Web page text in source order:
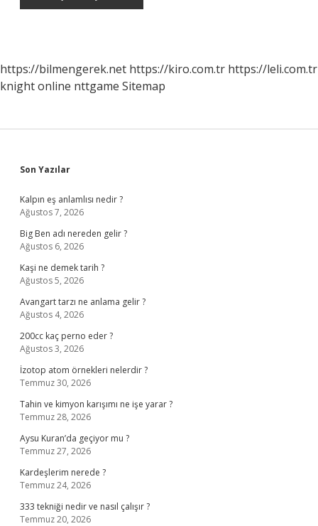
https://bilmengerek.net https://kiro.com.tr https://leli.com.tr
knight online nttgame Sitemap
Sidebar
Son Yazılar
Kalpın eş anlamlısı nedir ?
Ağustos 7, 2026
Big Ben adı nereden gelir ?
Ağustos 6, 2026
Kaşi ne demek tarih ?
Ağustos 5, 2026
Avangart tarzı ne anlama gelir ?
Ağustos 4, 2026
200cc kaç perno eder ?
Ağustos 3, 2026
İzotop atom örnekleri nelerdir ?
Temmuz 30, 2026
Tahin ve kimyon karışımı ne işe yarar ?
Temmuz 28, 2026
Aysu Kuran’da geçiyor mu ?
Temmuz 27, 2026
Kardeşlerim nerede ?
Temmuz 24, 2026
333 tekniği nedir ve nasıl çalışır ?
Temmuz 20, 2026